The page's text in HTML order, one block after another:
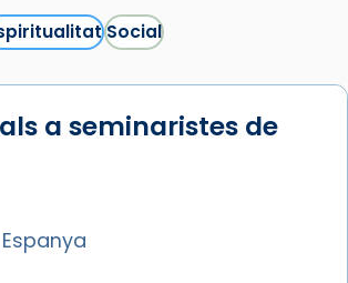
Social
a seminaristes de